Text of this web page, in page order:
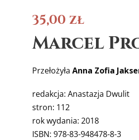
35,00 zł
Marcel
Przełożyła Anna Zofia
redakcja: Anastazja Dwulit
stron: 112
rok wydania: 2018
ISBN: 978-83-948478-8-3